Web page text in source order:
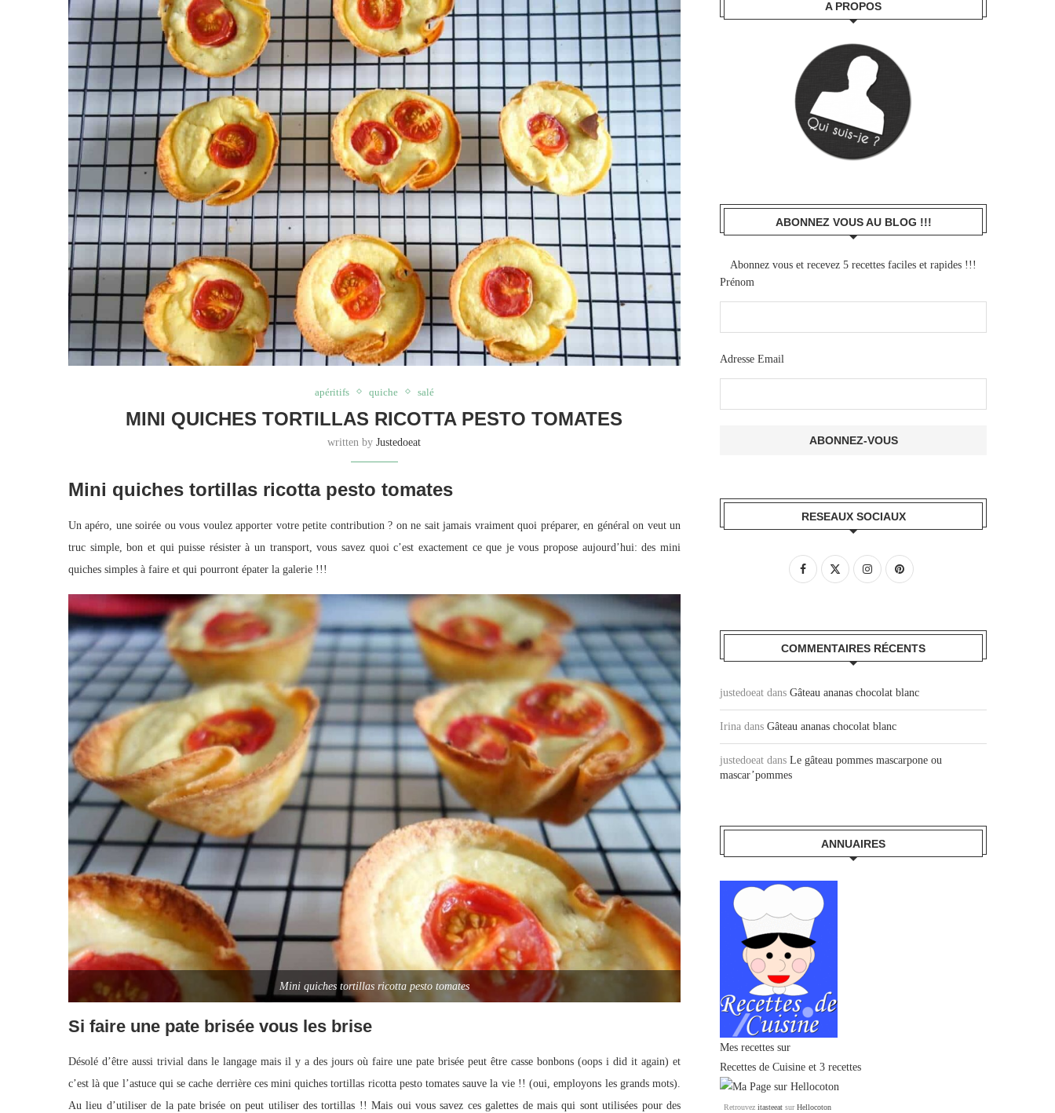
apéritifs quiche salé
MINI QUICHES TORTILLAS RICOTTA PESTO TOMATES
written byJustedoeat
Mini quiches tortillas ricotta pesto tomates
Un apéro, une soirée ou vous voulez apporter votre petite contribution ? on ne sait jamais vraiment quoi préparer, en général on veut un
truc simple, bon et qui puisse résister à un transport, vous savez quoi c’est exactement ce que je vous propose aujourd’hui: des mini
quiches simples à faire et qui pourront épater la galerie !!!
Mini quiches tortillas ricotta pesto tomates
Si faire une pate brisée vous les brise
Désolé d’être aussi trivial dans le langage mais il y a des jours où faire une pate brisée peut être casse bonbons (oops i did it again) et
c’est là que l’astuce qui se cache derrière ces mini quiches tortillas ricotta pesto tomates sauve la vie !! (oui, employons les grands mots).
Au lieu d’utiliser de la pate brisée on peut utiliser des tortillas !! Mais oui vous savez ces galettes de mais qui sont utilisées pour des
A PROPOS
ABONNEZ VOUS AU BLOG !!!
Abonnez vous et recevez 5 recettes faciles et rapides !!!
Prénom
Adresse Email
RESEAUX SOCIAUX
COMMENTAIRES RÉCENTS
justedoeat dans Gâteau ananas chocolat blanc
Irina dans Gâteau ananas chocolat blanc
justedoeat dans Le gâteau pommes mascarpone ou
mascar’pommes
ANNUAIRES
Mes recettes sur
Recettes de Cuisine et 3 recettes
Retrouvez itasteeat surHellocoton